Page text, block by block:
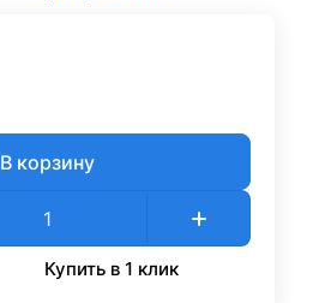
В корзину
Купить в 1 клик